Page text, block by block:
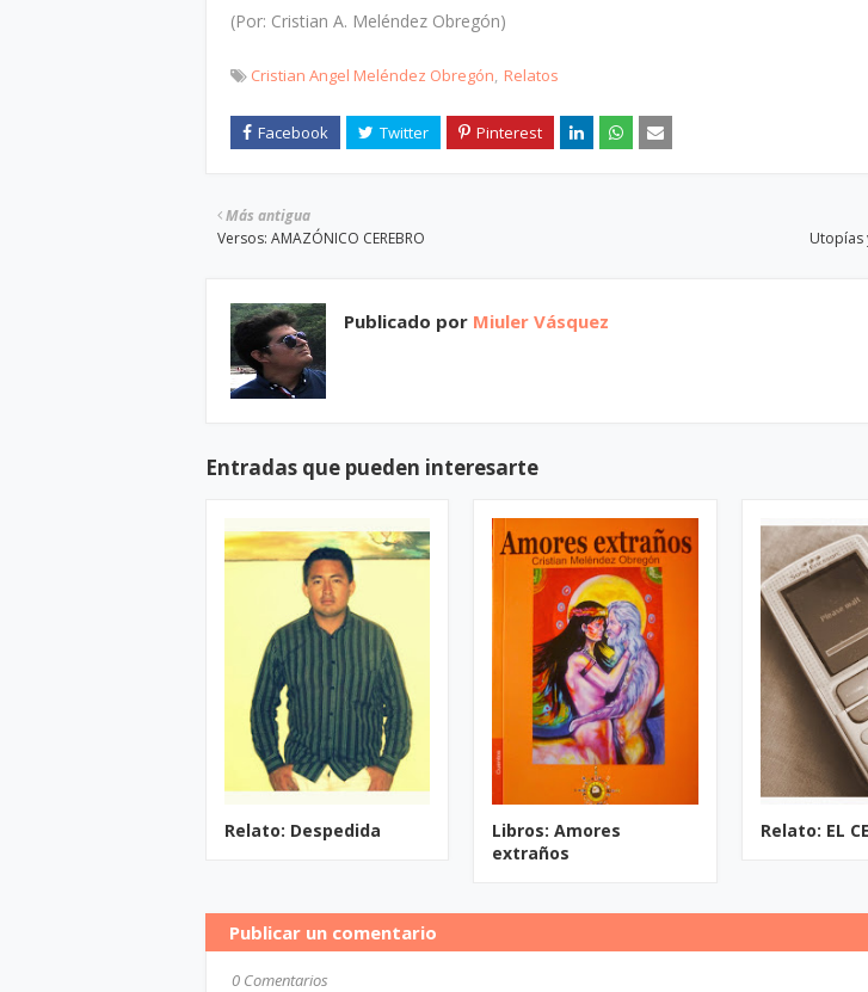
(Por: Cristian A. Meléndez Obregón)
Cristian Angel Meléndez Obregón Relatos
Utopías
Más antigua
Versos: AMAZÓNICO CEREBRO
Publicado por Miuler Vásquez
Entradas que pueden interesarte
Relato: Despedida
Libros: Amores
extraños
Relato: EL
Publicar un comentario
0 Comentarios